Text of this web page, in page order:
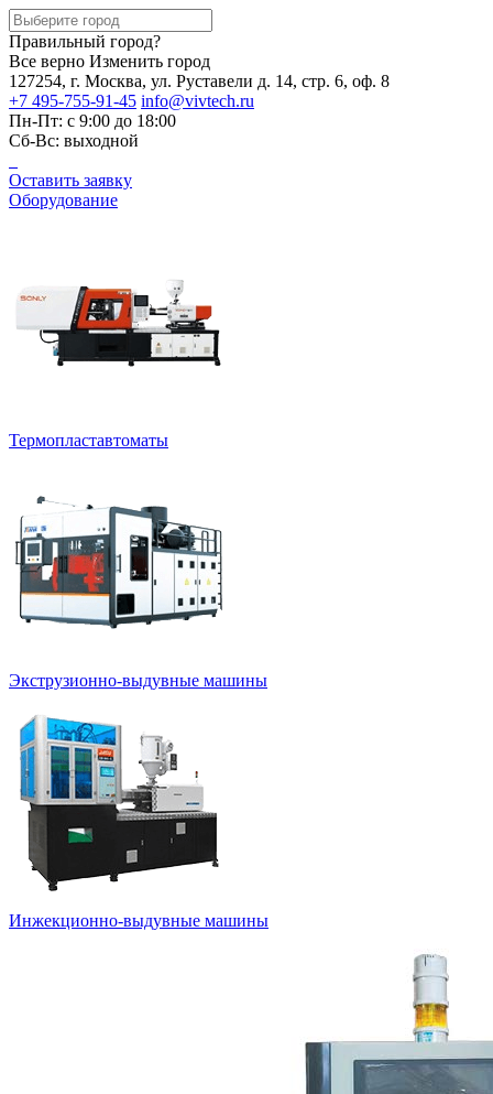
Правильный город?
Все верно Изменить город
127254, г. Москва, ул. Руставели д. 14, стр. 6, оф. 8
+7 495-755-91-45 info@vivtech.ru
Пн-Пт: с 9:00 до 18:00
Сб-Вс: выходной
Оставить заявку
Оборудование
Термопластавтоматы
Экструзионно-выдувные машины
Инжекционно-выдувные машины